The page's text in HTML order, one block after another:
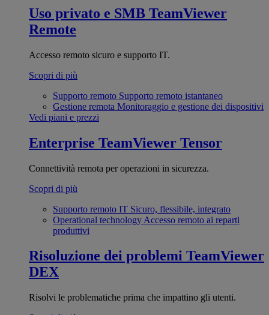
Uso privato e SMB TeamViewer
Remote
Accesso remoto sicuro e supporto IT.
Scopri di più
Supporto remoto Supporto remoto istantaneo
Gestione remota Monitoraggio e gestione dei dispositivi
Vedi piani e prezzi
Enterprise TeamViewer Tensor
Connettività remota per operazioni in sicurezza.
Scopri di più
Supporto remoto IT Sicuro, flessibile, integrato
Operational technology Accesso remoto ai reparti
produttivi
Risoluzione dei problemi TeamViewer
DEX
Risolvi le problematiche prima che impattino gli utenti.